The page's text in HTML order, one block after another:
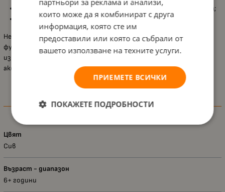
Компактни размери
, подходящи за всяка ученическа раница;
Размери22 x 8,5 x 5,5 см, практични и удобни за училище.
Несесерът KstationeryMayfair – Neon Vibes, Сивкомбинира
функционалност и модерен дизайн, което го прави отличен
избор за ученици, които търсят удобен и стилен ученически
аксесоар за всеки учебен ден.
Характеристики
Цвят
Сив
Възраст - диапазон
6+ години
партньори за реклама и анализи,
които може да я комбинират с друга
информация, която сте им
предоставили или която са събрали от
вашето използване на техните услуги.
ПРИЕМЕТЕ ВСИЧКИ
ПОКАЖЕТЕ ПОДРОБНОСТИ